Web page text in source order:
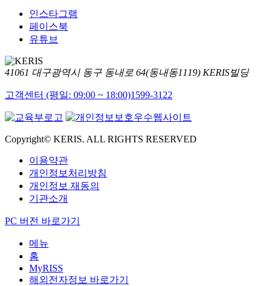
인스타그램
페이스북
유튜브
41061 대구광역시 동구 동내로 64(동내동1119) KERIS빌딩
고객센터 (평일: 09:00 ~ 18:00)1599-3122
Copyright© KERIS. ALL RIGHTS RESERVED
이용약관
개인정보처리방침
개인정보 재동의
기관소개
PC 버전 바로가기
메뉴
홈
MyRISS
해외전자정보 바로가기